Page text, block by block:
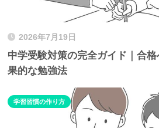
2026年7月19日
中学受験対策の完全ガイド｜合
果的な勉強法
学習習慣の作り方